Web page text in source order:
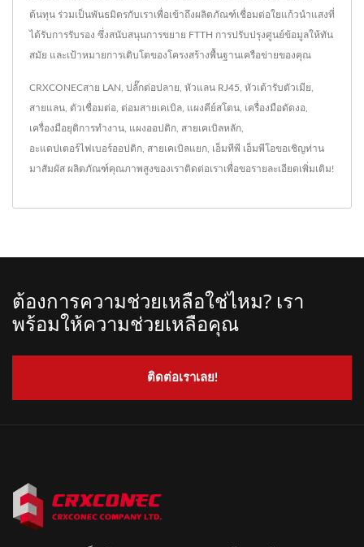
ต้นทุน ร่วมเป็นพันธมิตรกับเราเพื่อเข้าถึงผลิตภัณฑ์เชื่อมต่อใยแก้วนำแสงที่
ได้รับการรับรอง ซึ่งสนับสนุนการขยาย FTTH การปรับปรุงศูนย์ข้อมูลให้ทัน
สมัย ​​และเป้าหมายการเติบโตของโครงสร้างพื้นฐานเครือข่ายของคุณ
CRXCONECสาย LAN ปลั๊กต่อปลาย หัวแลน RJ45 หัวเต้ารับตัวเมีย
สายแลน ตัวเชื่อมต่อ ต่อมสายเคเบิล แผงคีย์สโตน เครื่องมือดัดงอ
เครื่องมือยุติการทำงาน แผงออปติก สายเคเบิลหลัก
อะแดปเตอร์ไฟเบอร์ออปติก สายเคเบิลแยก เอ็มทีพี เอ็มพีโอขอเชิญท่าน
มาสัมผัส ผลิตภัณฑ์คุณภาพสูงของเราติดต่อเราเพื่อขอรายละเอียดเพิ่มเติม!
ต้องการความช่วยเหลือใช่ไหม? เรา
พร้อมให้ความช่วยเหลือคุณ
ติดต่อเราเลย!